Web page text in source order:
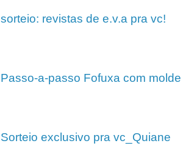
sorteio: revistas de e.v.a pra vc!
Passo-a-passo Fofuxa com molde
Sorteio exclusivo pra vc_Quiane